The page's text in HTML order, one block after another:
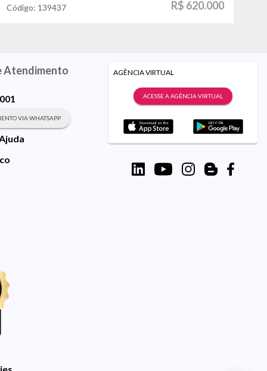
Código: 139437 R$ 620.000
Atendimento
VIA WHATSAPP
AGÊNCIA VIRTUAL
ACESSE A AGÊNCIA VIRTUAL